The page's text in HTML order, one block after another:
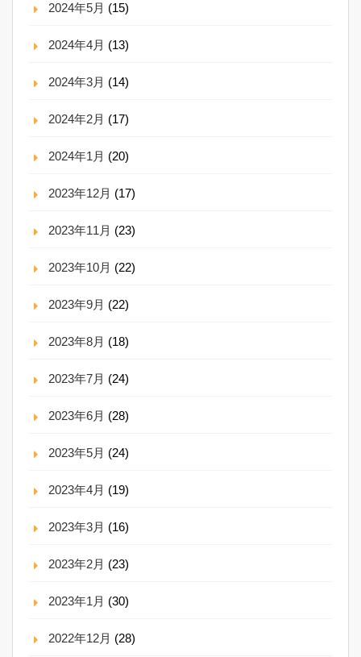
2024年5月 (15)
2024年4月 (13)
2024年3月 (14)
2024年2月 (17)
2024年1月 (20)
2023年12月 (17)
2023年11月 (23)
2023年10月 (22)
2023年9月 (22)
2023年8月 (18)
2023年7月 (24)
2023年6月 (28)
2023年5月 (24)
2023年4月 (19)
2023年3月 (16)
2023年2月 (23)
2023年1月 (30)
2022年12月 (28)